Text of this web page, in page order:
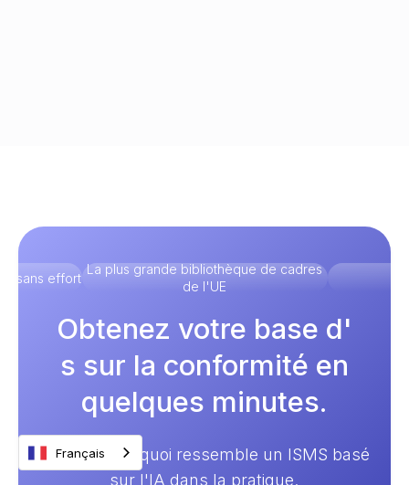
sans effort
La plus grande bibliothèque de cadres
de l'UE
Obtenez votre base d'
s sur la conformité en
quelques minutes.
Découvrez à quoi ressemble un ISMS basé
sur l'IA dans la pratique.
Français